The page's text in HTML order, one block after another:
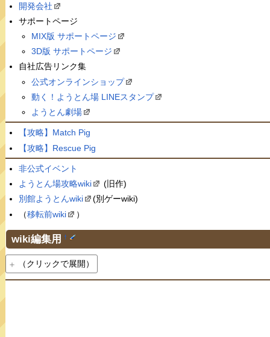
開発会社
サポートページ
MIX版 サポートページ
3D版 サポートページ
自社広告リンク集
公式オンラインショップ
動く！ようとん場 LINEスタンプ
ようとん劇場
【攻略】Match Pig
【攻略】Rescue Pig
非公式イベント
ようとん場攻略wiki
(旧作)
別館ようとんwiki
(別ゲーwiki)
（移転前wiki ）
wiki編集用 †
（クリックで展開）